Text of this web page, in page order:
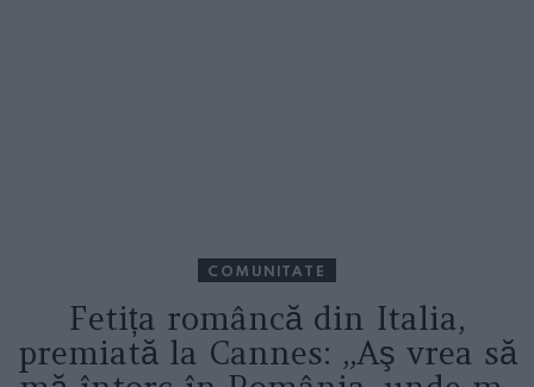
COMUNITATE
Fetița româncă din Italia,
premiată la Cannes: „Aş vrea să